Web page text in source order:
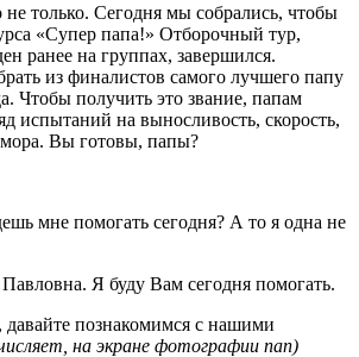
только. Сегодня мы собрались, чтобы
«Супер папа!» Отборочный тур,
ранее на группах, завершился.
из финалистов самого лучшего папу
Чтобы получить это звание, папам
испытаний на выносливость, скорость,
Вы готовы, папы?
мне помогать сегодня? А то я одна не
Я буду Вам сегодня помогать.
давайте познакомимся с нашими
на экране фотографии пап)